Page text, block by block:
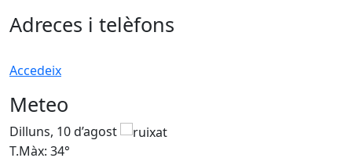
Adreces i telèfons
Accedeix
Meteo
Dilluns, 10 d’agost
T.Màx: 34°